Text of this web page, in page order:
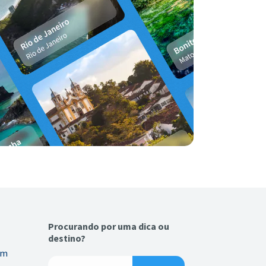
Procurando por uma dica ou
destino?